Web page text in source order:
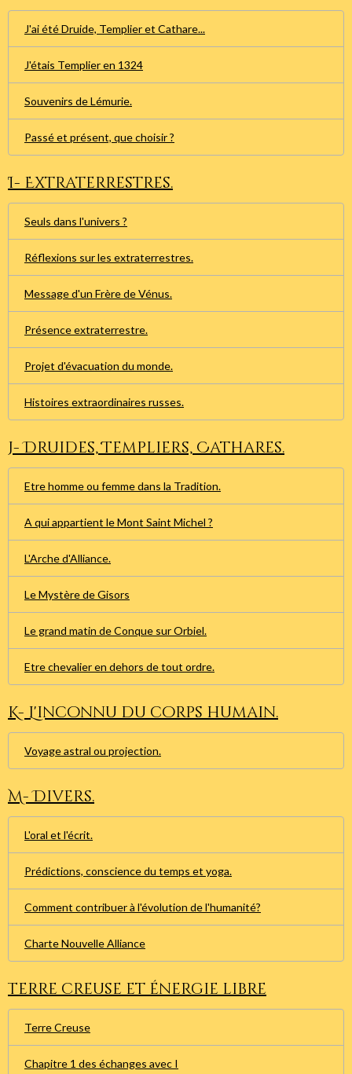
J'ai été Druide, Templier et Cathare...
J'étais Templier en 1324
Souvenirs de Lémurie.
Passé et présent, que choisir ?
I- Extraterrestres.
Seuls dans l'univers ?
Réflexions sur les extraterrestres.
Message d'un Frère de Vénus.
Présence extraterrestre.
Projet d'évacuation du monde.
Histoires extraordinaires russes.
J- Druides, Templiers, Cathares.
Etre homme ou femme dans la Tradition.
A qui appartient le Mont Saint Michel ?
L'Arche d'Alliance.
Le Mystère de Gisors
Le grand matin de Conque sur Orbiel.
Etre chevalier en dehors de tout ordre.
K- L'inconnu du corps humain.
Voyage astral ou projection.
M- Divers.
L'oral et l'écrit.
Prédictions, conscience du temps et yoga.
Comment contribuer à l'évolution de l'humanité?
Charte Nouvelle Alliance
Terre creuse et énergie libre
Terre Creuse
Chapitre 1 des échanges avec I